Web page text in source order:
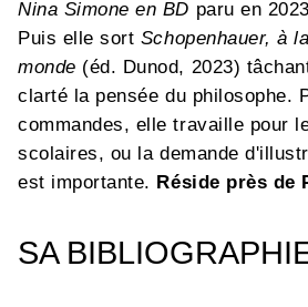
Nina Simone en BD paru en
Puis elle sort Schopenhauer, à
monde (éd. Dunod, 2023)
clarté la pensée du philosophe.
commandes, elle travaille pour
scolaires, ou la demande
est importante. Réside près de
SA